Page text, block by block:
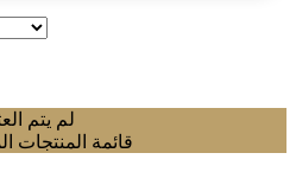
لم يتم
قائمة المنتجات